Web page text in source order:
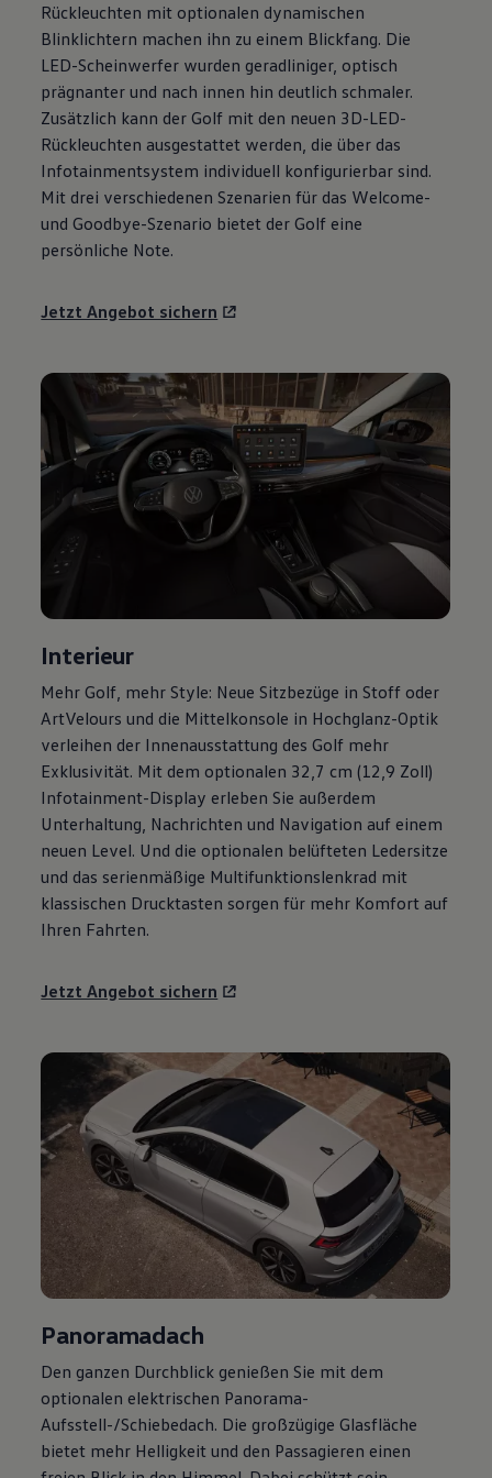
Motorenöl und Flüssigkeiten
Räder und Reifen
Pannen- und Unfallhilfe
Economy Service
Volkswagen Teile
Zubehör
Modellspezifisches Zubehör
Schutz und Pflege
Transport
Entertainment und Elektronik
Individualisieren
Wallbox und Ladekabel
Digitale Extras
Handy und Fahrzeug verbinden
Vorgängermodelle
Kundeninformationen
Volkswagen Kundenbetreuung
Warn- und Kontrollleuchten
Assistenzsysteme
Digitale Betriebsanleitung
Live Beratung
Magazin
Lifestyle
Transport
Volkswagen Kundenbetreuung
Rückleuchten mit optionalen dynamischen
Blinklichtern machen ihn zu einem Blickfang. Die
LED-Scheinwerfer wurden geradliniger, optisch
prägnanter und nach innen hin deutlich schmaler.
Zusätzlich kann der Golf mit den neuen 3D-LED-
Rückleuchten ausgestattet werden, die über das
Infotainmentsystem individuell konfigurierbar sind.
Mit drei verschiedenen Szenarien für das Welcome-
und Goodbye-Szenario bietet der Golf eine
persönliche Note.
Jetzt Angebot sichern
Interieur
Mehr Golf , mehr Style: Neue Sitzbezüge in Stoff oder
ArtVelours und die Mittelkonsole in Hochglanz-Optik
verleihen der Innenausstattung des Golf mehr
Exklusivität. Mit dem optionalen 32,7 cm (12,9 Zoll)
Infotainment-Display erleben Sie außerdem
Unterhaltung, Nachrichten und Navigation auf einem
neuen Level. Und die optionalen belüfteten Ledersitze
und das serienmäßige Multifunktionslenkrad mit
klassischen Drucktasten sorgen für mehr Komfort auf
Ihren Fahrten.
Jetzt Angebot sichern
Panoramadach
Den ganzen Durchblick genießen Sie mit dem
optionalen elektrischen Panorama-
Aufsstell-/Schiebedach. Die großzügige Glasfläche
bietet mehr Helligkeit und den Passagieren einen